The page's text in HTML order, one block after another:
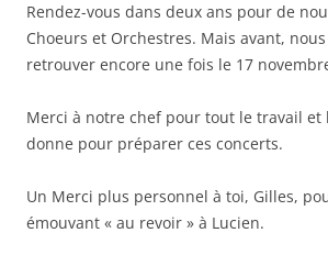
Rendez-vous dans deux ans pour de
Choeurs et Orchestres. Mais avant,
retrouver encore une fois le 17
Merci à notre chef pour tout le travail et
donne pour préparer ces concerts.
Un Merci plus personnel à toi, Gilles,
émouvant « au revoir » à Lucien.